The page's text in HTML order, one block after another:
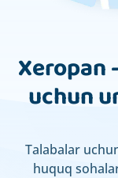
Xeropan
uchun
Talabalar
huquq